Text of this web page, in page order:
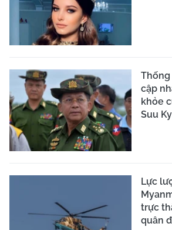
cập
khỏe
Suu
Lực
trực
quân